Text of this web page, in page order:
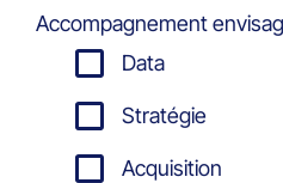
Accompagnement
Data
Stratégie
Acquisition